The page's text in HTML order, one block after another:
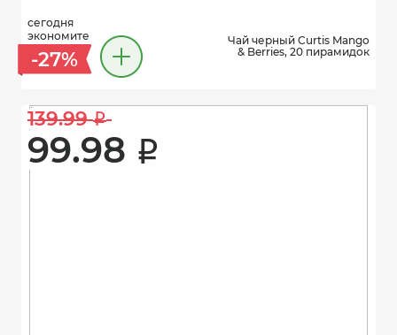
сегодня
экономите
-27%
Чай черный Curtis Mango
& Berries, 20 пирамидок
139.99 i
99.98 i